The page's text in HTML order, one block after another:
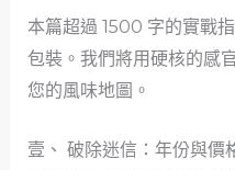
本篇超過 1500 字的實戰
包裝。我們將用硬核的感
您的風味地圖。
壹、 破除迷信：年份與價